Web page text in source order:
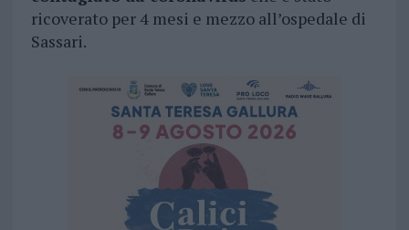
ricoverato per 4 mesi e mezzo all’ospedale di
Sassari.